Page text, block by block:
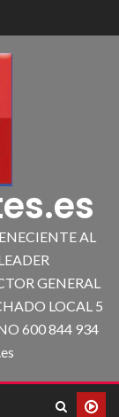
AL
GENERAL
LOCAL 5
600 844 934